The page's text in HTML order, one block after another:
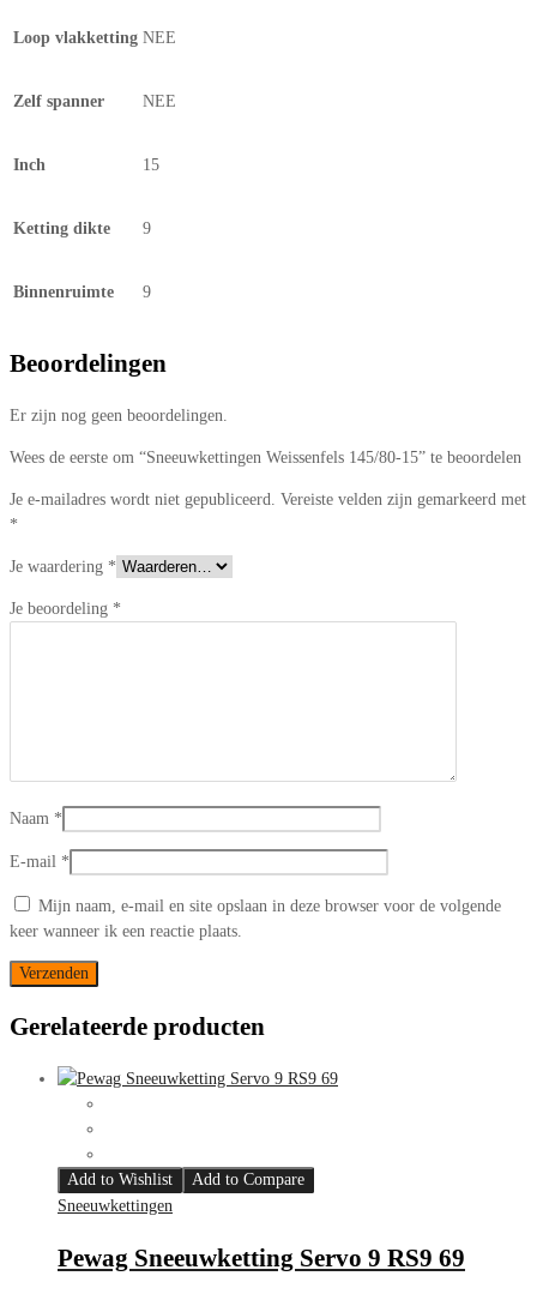
Loop vlakketting NEE
Zelf spanner NEE
Inch 15
Ketting dikte 9
Binnenruimte 9
Beoordelingen
Er zijn nog geen beoordelingen.
Wees de eerste om “Sneeuwkettingen Weissenfels 145/80-15” te beoordelen
Je e-mailadres wordt niet gepubliceerd. Vereiste velden zijn gemarkeerd met
*
Je waardering *
Je beoordeling *
Naam *
E-mail *
Mijn naam, e-mail en site opslaan in deze browser voor de volgende
keer wanneer ik een reactie plaats.
Gerelateerde producten
Add to Wishlist
Add to Compare
Sneeuwkettingen
Pewag Sneeuwketting Servo 9 RS9 69